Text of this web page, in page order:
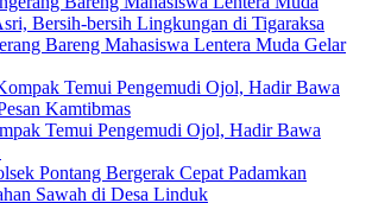
Bareng Mahasiswa Lentera Muda Gelar
Temui Pengemudi Ojol, Hadir Bawa